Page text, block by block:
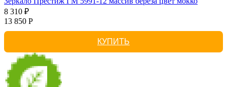
8 310 ₽
13 850 Р
КУПИТЬ